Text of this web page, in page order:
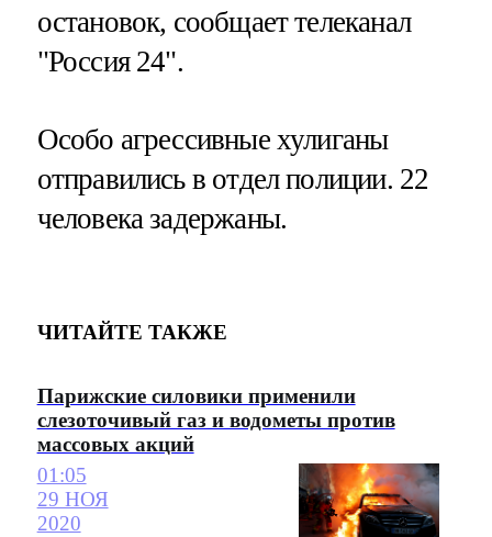
остановок, сообщает телеканал
"Россия 24".
Особо агрессивные хулиганы
отправились в отдел полиции. 22
человека задержаны.
ЧИТАЙТЕ ТАКЖЕ
Парижские силовики применили
слезоточивый газ и водометы против
массовых акций
01:05
29 НОЯ
2020